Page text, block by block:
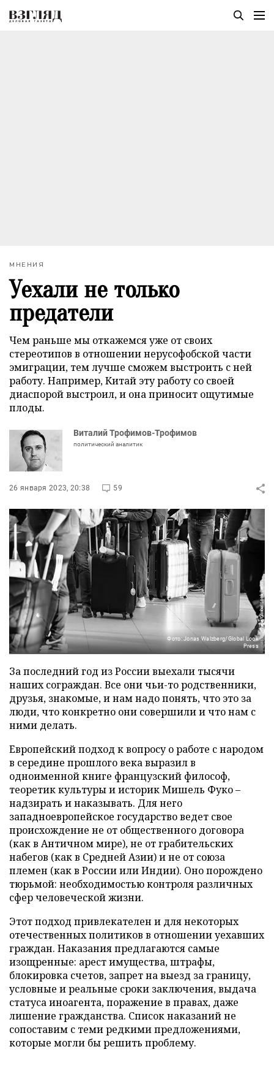
МНЕНИЯ
Уехали не только
предатели
Чем раньше мы откажемся уже от своих
стереотипов в отношении нерусофобской части
эмиграции, тем лучше сможем выстроить с ней
работу. Например, Китай эту работу со своей
диаспорой выстроил, и она приносит ощутимые
плоды.
Виталий Трофимов-Трофимов
политический аналитик
26 января 2023, 20:38 59
Фото: Jonas Walzberg/Global Look
Press
За последний год из России выехали тысячи
наших сограждан. Все они чьи-то родственники,
друзья, знакомые, и нам надо понять, что это за
люди, что конкретно они совершили и что нам с
ними делать.
Европейский подход к вопросу о работе с народом
в середине прошлого века выразил в
одноименной книге французский философ,
теоретик культуры и историк Мишель Фуко –
надзирать и наказывать. Для него
западноевропейское государство ведет свое
происхождение не от общественного договора
(как в Античном мире), не от грабительских
набегов (как в Средней Азии) и не от союза
племен (как в России или Индии). Оно порождено
тюрьмой: необходимостью контроля различных
сфер человеческой жизни.
Этот подход привлекателен и для некоторых
отечественных политиков в отношении уехавших
граждан. Наказания предлагаются самые
изощренные: арест имущества, штрафы,
блокировка счетов, запрет на выезд за границу,
условные и реальные сроки заключения, выдача
статуса иноагента, поражение в правах, даже
лишение гражданства. Список наказаний не
сопоставим с теми редкими предложениями,
которые могли бы решить проблему.